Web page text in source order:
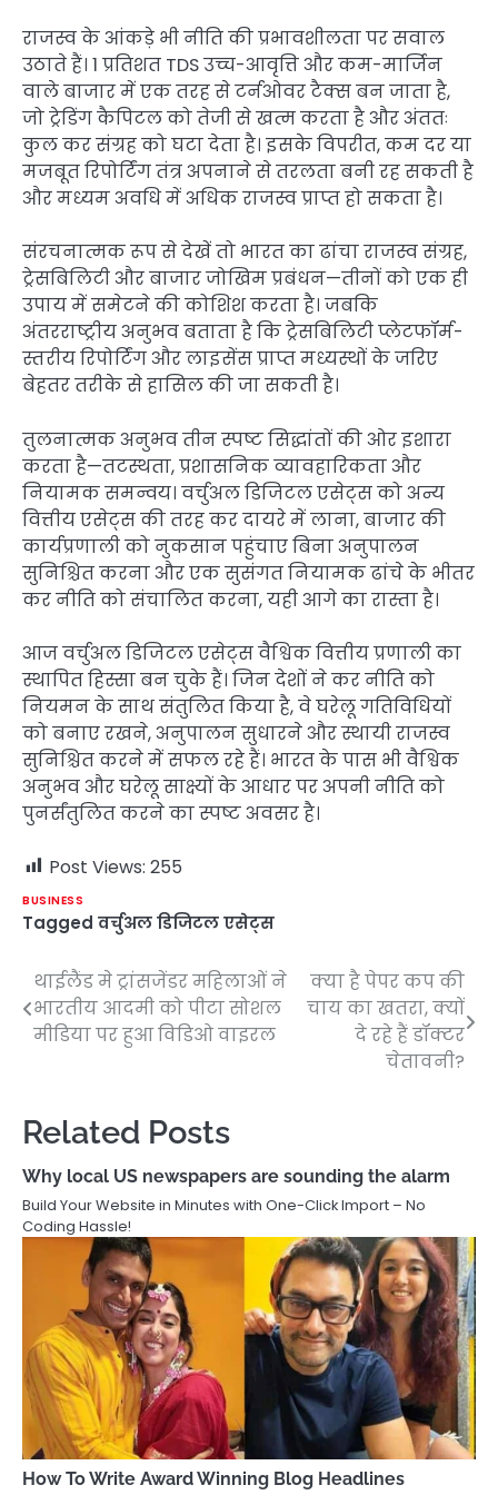
राजस्व के आंकड़े भी नीति की प्रभावशीलता पर सवाल
उठाते हैं। 1 प्रतिशत TDS उच्च-आवृत्ति और कम-मार्जिन
वाले बाजार में एक तरह से टर्नओवर टैक्स बन जाता है,
जो ट्रेडिंग कैपिटल को तेजी से खत्म करता है और अंततः
कुल कर संग्रह को घटा देता है। इसके विपरीत, कम दर या
मजबूत रिपोर्टिंग तंत्र अपनाने से तरलता बनी रह सकती है
और मध्यम अवधि में अधिक राजस्व प्राप्त हो सकता है।
संरचनात्मक रूप से देखें तो भारत का ढांचा राजस्व संग्रह,
ट्रेसबिलिटी और बाजार जोखिम प्रबंधन—तीनों को एक ही
उपाय में समेटने की कोशिश करता है। जबकि
अंतरराष्ट्रीय अनुभव बताता है कि ट्रेसबिलिटी प्लेटफॉर्म-
स्तरीय रिपोर्टिंग और लाइसेंस प्राप्त मध्यस्थों के जरिए
बेहतर तरीके से हासिल की जा सकती है।
तुलनात्मक अनुभव तीन स्पष्ट सिद्धांतों की ओर इशारा
करता है—तटस्थता, प्रशासनिक व्यावहारिकता और
नियामक समन्वय। वर्चुअल डिजिटल एसेट्स को अन्य
वित्तीय एसेट्स की तरह कर दायरे में लाना, बाजार की
कार्यप्रणाली को नुकसान पहुंचाए बिना अनुपालन
सुनिश्चित करना और एक सुसंगत नियामक ढांचे के भीतर
कर नीति को संचालित करना, यही आगे का रास्ता है।
आज वर्चुअल डिजिटल एसेट्स वैश्विक वित्तीय प्रणाली का
स्थापित हिस्सा बन चुके हैं। जिन देशों ने कर नीति को
नियमन के साथ संतुलित किया है, वे घरेलू गतिविधियों
को बनाए रखने, अनुपालन सुधारने और स्थायी राजस्व
सुनिश्चित करने में सफल रहे हैं। भारत के पास भी वैश्विक
अनुभव और घरेलू साक्ष्यों के आधार पर अपनी नीति को
पुनर्संतुलित करने का स्पष्ट अवसर है।
Post Views: 255
BUSINESS
Tagged वर्चुअल डिजिटल एसेट्स
Post
navigation
थाईलैंड मे ट्रांसजेंडर महिलाओं ने
भारतीय आदमी को पीटा सोशल
मीडिया पर हुआ विडिओ वाइरल
क्या है पेपर कप की
चाय का खतरा, क्यों
दे रहे हैं डॉक्टर
चेतावनी?
Related Posts
Why local US newspapers are sounding the alarm
Build Your Website in Minutes with One-Click Import – No
Coding Hassle!
How To Write Award Winning Blog Headlines